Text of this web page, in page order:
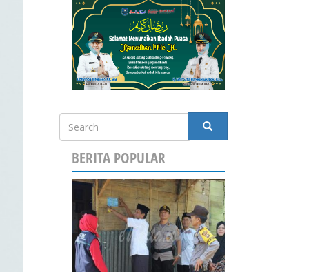
Search
SEARCH
BERITA POPULAR